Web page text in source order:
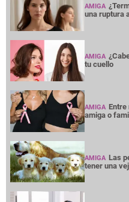
AMIGA
una ruptura
AMIGA
tu cuello
AMIGA
amiga o
AMIGA Las
tener una